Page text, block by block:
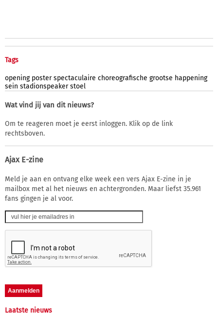
Tags
opening poster spectaculaire choreografische grootse happening
sein stadionspeaker stoel
Wat vind jij van dit nieuws?
Om te reageren moet je eerst inloggen. Klik op de link
rechtsboven.
Ajax E-zine
Meld je aan en ontvang elke week een vers Ajax E-zine in je
mailbox met al het nieuws en achtergronden. Maar liefst 35.961
fans gingen je al voor.
Laatste nieuws